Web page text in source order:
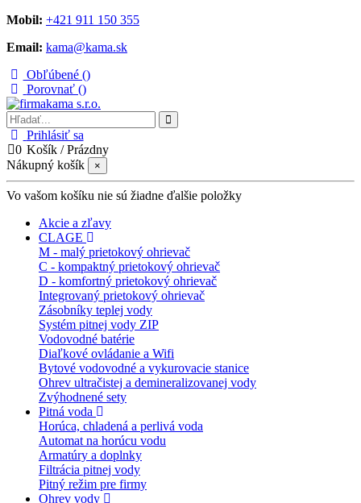
Mobil: +421 911 150 355
Email: kama@kama.sk
Obľúbené ()
Porovnať ()
Prihlásiť sa
0 Košík /Prázdny
Nákupný košík
×
Vo vašom košíku nie sú žiadne ďalšie položky
Akcie a zľavy
CLAGE
M - malý prietokový ohrievač
C - kompaktný prietokový ohrievač
D - komfortný prietokový ohrievač
Integrovaný prietokový ohrievač
Zásobníky teplej vody
Systém pitnej vody ZIP
Vodovodné batérie
Diaľkové ovládanie a Wifi
Bytové vodovodné a vykurovacie stanice
Ohrev ultračistej a demineralizovanej vody
Zvýhodnené sety
Pitná voda
Horúca, chladená a perlivá voda
Automat na horúcu vodu
Armatúry a doplnky
Filtrácia pitnej vody
Pitný režim pre firmy
Ohrev vody